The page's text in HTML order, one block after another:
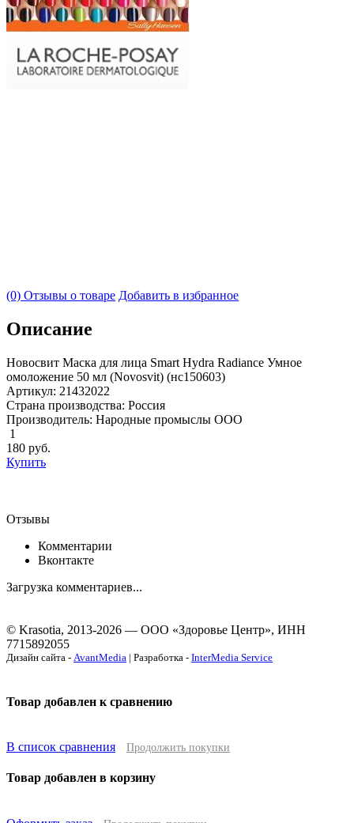
(0) Отзывы о товаре Добавить в избранное
Описание
Новосвит Маска для лица Smart Hydra Radiance Умное
омоложение 50 мл (Novosvit) (нс150603)
Артикул: 21432022
Страна производства: Россия
Производитель: Народные промыслы ООО
1
180 руб.
Купить
Отзывы
Комментарии
Вконтакте
Загрузка комментариев...
© Krasotia, 2013-2026 — ООО «Здоровье Центр», ИНН
7715892055
Дизайн сайта - AvantMedia | Разработка - InterMedia Service
Товар добавлен к сравнению
В список сравнения Продолжить покупки
Товар добавлен в корзину